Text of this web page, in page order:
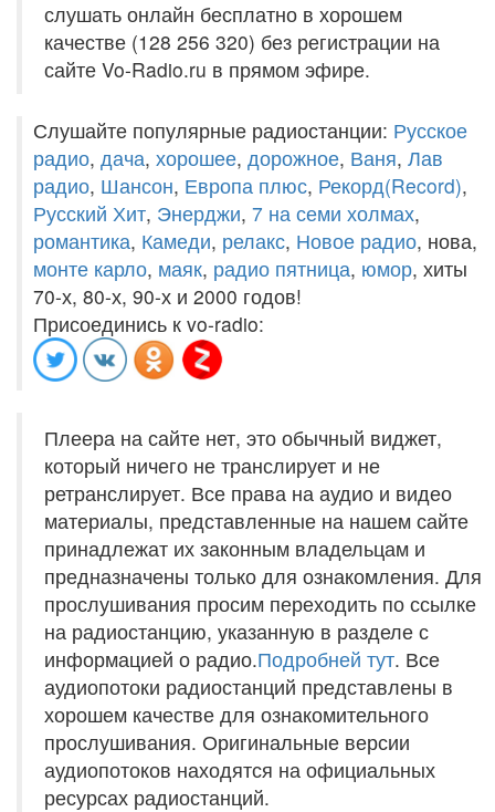
слушать онлайн бесплатно в хорошем
качестве (128 256 320) без регистрации на
сайте Vo-Radio.ru в прямом эфире.
Слушайте популярные радиостанции: Русское
радио, дача, хорошее, дорожное, Ваня, Лав
радио, Шансон, Европа плюс, Рекорд(Record),
Русский Хит, Энерджи, 7 на семи холмах,
романтика, Камеди, релакс, Новое радио, нова,
монте карло, маяк, радио пятница, юмор, хиты
70-х, 80-х, 90-х и 2000 годов!
Присоединись к vo-radio:
Плеера на сайте нет, это обычный виджет,
который ничего не транслирует и не
ретранслирует. Все права на аудио и видео
материалы, представленные на нашем сайте
принадлежат их законным владельцам и
предназначены только для ознакомления. Для
прослушивания просим переходить по ссылке
на радиостанцию, указанную в разделе с
информацией о радио.Подробней тут. Все
аудиопотоки радиостанций представлены в
хорошем качестве для ознакомительного
прослушивания. Оригинальные версии
аудиопотоков находятся на официальных
ресурсах радиостанций.